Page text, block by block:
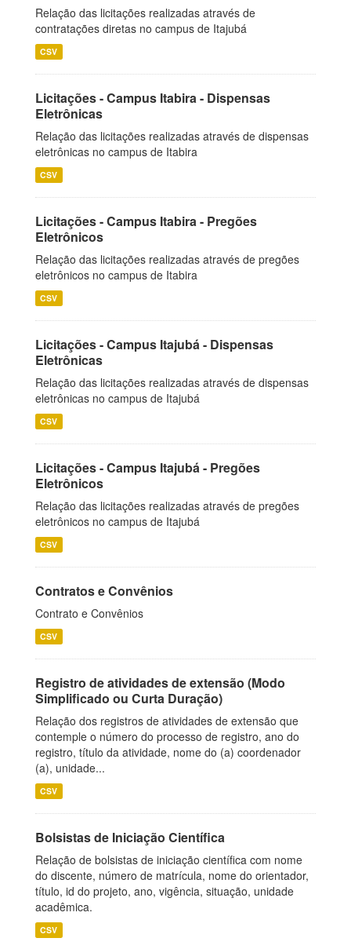
Relação das licitações realizadas através de
contratações diretas no campus de Itajubá
CSV
Licitações - Campus Itabira - Dispensas
Eletrônicas
Relação das licitações realizadas através de dispensas
eletrônicas no campus de Itabira
CSV
Licitações - Campus Itabira - Pregões
Eletrônicos
Relação das licitações realizadas através de pregões
eletrônicos no campus de Itabira
CSV
Licitações - Campus Itajubá - Dispensas
Eletrônicas
Relação das licitações realizadas através de dispensas
eletrônicas no campus de Itajubá
CSV
Licitações - Campus Itajubá - Pregões
Eletrônicos
Relação das licitações realizadas através de pregões
eletrônicos no campus de Itajubá
CSV
Contratos e Convênios
Contrato e Convênios
CSV
Registro de atividades de extensão (Modo
Simplificado ou Curta Duração)
Relação dos registros de atividades de extensão que
contemple o número do processo de registro, ano do
registro, título da atividade, nome do (a) coordenador
(a), unidade...
CSV
Bolsistas de Iniciação Científica
Relação de bolsistas de iniciação científica com nome
do discente, número de matrícula, nome do orientador,
título, id do projeto, ano, vigência, situação, unidade
acadêmica.
CSV